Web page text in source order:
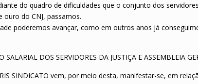
do quadro de dificuldades que o conjunto dos
do CNJ, passamos.
poderemos avançar, como em outros anos já
SALARIAL DOS SERVIDORES DA JUSTIÇA E ASSEMBLEIA
SINDICATO vem, por meio desta, manifestar-se, em